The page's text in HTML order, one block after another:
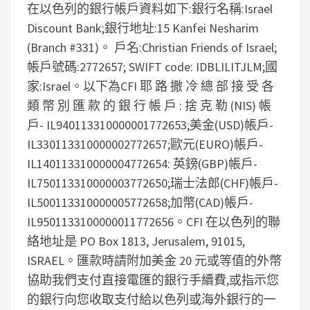
在以色列的銀行帳戶資料如下:銀行名稱:Israel
Discount Bank;銀行地址:15 Kanfei Nesharim
(Branch #331)。 戶名:Christian Friends of Israel;
帳戶號碼:2772657; SWIFT code: IDBLILITJLM;國
家:Israel。以下為CFI 耶 路 撒 冷 總 部 接 受 各
類 幣 別 匯 款 的 銀 行 帳 戶 : 捨 克 勒 (NIS) 帳
戶- IL940113310000001772653;美金(USD)帳戶-
IL330113310000002772657;歐元(EURO)帳戶-
IL140113310000004772654: 英鎊(GBP)帳戶-
IL750113310000003772650;瑞士法郎(CHF)帳戶-
IL500113310000005772658;加幣(CAD)帳戶-
IL9501133100000011772656。CFI 在以色列的聯
絡地址是 PO Box 1813, Jerusalem, 91015,
ISRAEL。匯款時請附加美金 20 元或等值的外幣
協助我們支付直接電匯的銀行手續費,或指示您
的銀行向您收取支付給以色列或海外銀行的一